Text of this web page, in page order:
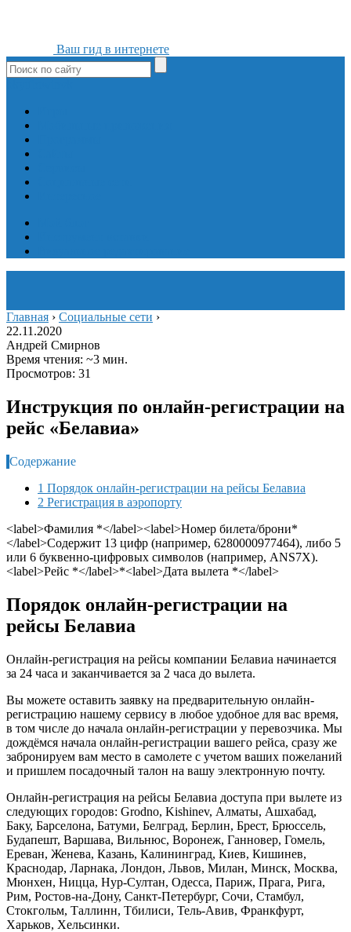
Ваш гид в интернете
Главная › Социальные сети ›
22.11.2020
Андрей Смирнов
Время чтения: ~3 мин.
Просмотров: 31
Инструкция по онлайн-регистрации на
рейс «Белавиа»
Содержание
1 Порядок онлайн-регистрации на рейсы Белавиа
2 Регистрация в аэропорту
<label>Фамилия *</label><label>Номер билета/брони*
</label>Содержит 13 цифр (например, 6280000977464), либо 5
или 6 буквенно-цифровых символов (например, ANS7X).
<label>Рейс *</label>*<label>Дата вылета *</label>
Порядок онлайн-регистрации на
рейсы Белавиа
Онлайн-регистрация на рейсы компании Белавиа начинается
за 24 часа и заканчивается за 2 часа до вылета.
Вы можете оставить заявку на предварительную онлайн-
регистрацию нашему сервису в любое удобное для вас время,
в том числе до начала онлайн-регистрации у перевозчика. Мы
дождёмся начала онлайн-регистрации вашего рейса, сразу же
забронируем вам место в самолете с учетом ваших пожеланий
и пришлем посадочный талон на вашу электронную почту.
Онлайн-регистрация на рейсы Белавиа доступа при вылете из
следующих городов: Grodno, Kishinev, Алматы, Ашхабад,
Баку, Барселона, Батуми, Белград, Берлин, Брест, Брюссель,
Будапешт, Варшава, Вильнюс, Воронеж, Ганновер, Гомель,
Ереван, Женева, Казань, Калининград, Киев, Кишинев,
Краснодар, Ларнака, Лондон, Львов, Милан, Минск, Москва,
Мюнхен, Ницца, Нур-Султан, Одесса, Париж, Прага, Рига,
Рим, Ростов-на-Дону, Санкт-Петербург, Сочи, Стамбул,
Стокгольм, Таллинн, Тбилиси, Тель-Авив, Франкфурт,
Харьков, Хельсинки.